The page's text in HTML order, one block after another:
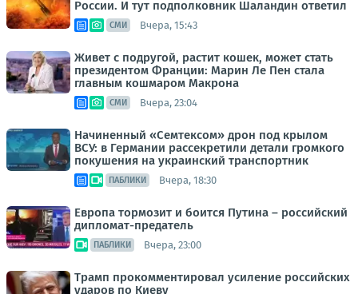
России. И тут подполковник Шаландин ответил
СМИ Вчера, 15:43
Живет с подругой, растит кошек, может стать
президентом Франции: Марин Ле Пен стала
главным кошмаром Макрона
СМИ Вчера, 23:04
Начиненный «Семтексом» дрон под крылом
ВСУ: в Германии рассекретили детали громкого
покушения на украинский транспортник
ПАБЛИКИ Вчера, 18:30
Европа тормозит и боится Путина – российский
дипломат-предатель
ПАБЛИКИ Вчера, 23:00
Трамп прокомментировал усиление российских
ударов по Киеву